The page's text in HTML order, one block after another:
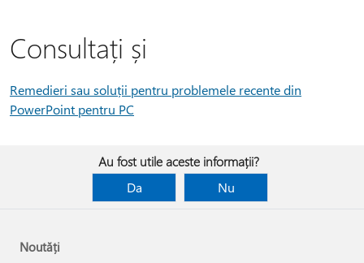
Consultați și
Remedieri sau soluții pentru problemele recente din
PowerPoint pentru PC
Au fost utile aceste informații?
Da
Nu
Noutăți